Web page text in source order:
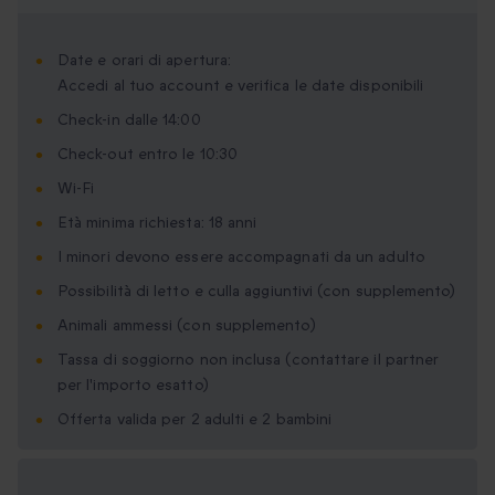
Date e orari di apertura:
Accedi al tuo account e verifica le date disponibili
Check-in dalle 14:00
Check-out entro le 10:30
Wi-Fi
Età minima richiesta: 18 anni
I minori devono essere accompagnati da un adulto
Possibilità di letto e culla aggiuntivi (con supplemento)
Animali ammessi (con supplemento)
Tassa di soggiorno non inclusa (contattare il partner
per l'importo esatto)
Offerta valida per 2 adulti e 2 bambini